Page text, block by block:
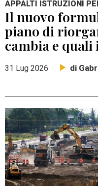
APPALTI ISTRUZIONI
Il nuovo
piano di
cambia e
31 Lug 2026 di